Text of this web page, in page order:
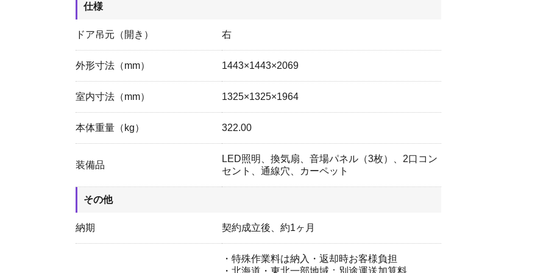
仕様
ドア吊元（開き） 右
外形寸法（mm） 1443×1443×2069
室内寸法（mm） 1325×1325×1964
本体重量（kg） 322.00
装備品
LED照明、換気扇、音場パネル（3枚）、2口コン
セント、通線穴、カーペット
その他
納期 契約成立後、約1ヶ月
・特殊作業料は納入・返却時お客様負担
・北海道・東北一部地域：別途運送加算料